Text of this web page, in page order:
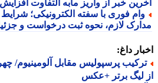
خبر از واریز مابه التفاوت افزایش
فوری با سفته الکترونیکی؛ شرایط
لازم، نحوه ثبت درخواست و جزئیات
داغ:
پرسپولیس مقابل آلومینیوم/ چهره
لیگ برتر +عکس